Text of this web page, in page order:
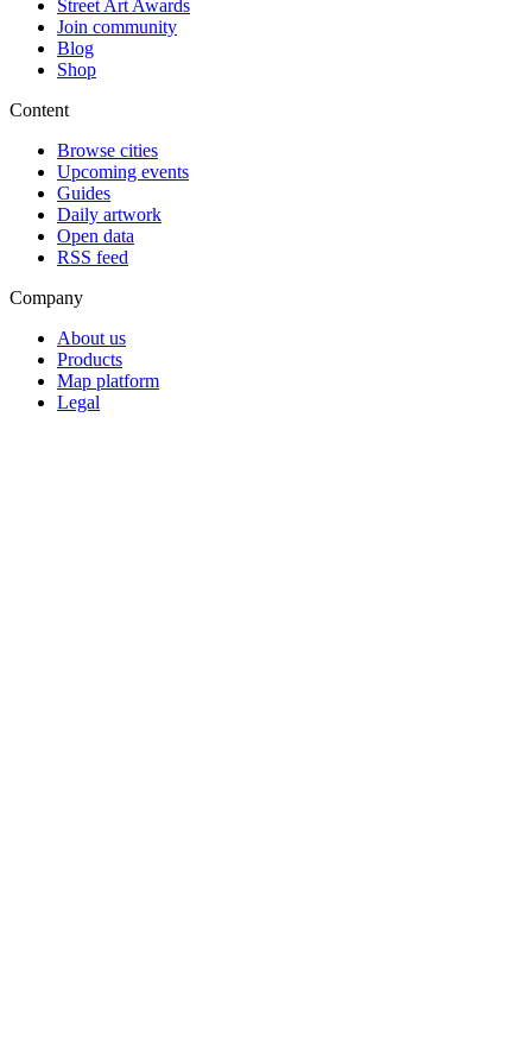
Street Art Awards
Join community
Blog
Shop
Content
Browse cities
Upcoming events
Guides
Daily artwork
Open data
RSS feed
Company
About us
Products
Map platform
Legal